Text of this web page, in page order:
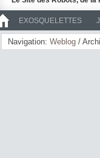
EXOSQUELETTES
>> ROBOTS
Navigation: Weblog /